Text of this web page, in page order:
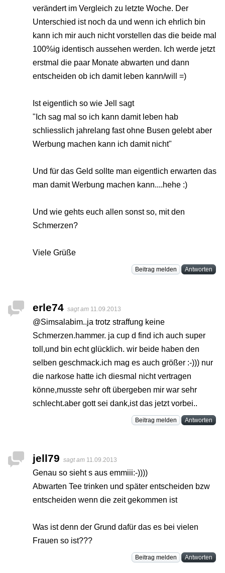
verändert im Vergleich zu letzte Woche. Der
Unterschied ist noch da und wenn ich ehrlich bin
kann ich mir auch nicht vorstellen das die beide mal
100%ig identisch aussehen werden. Ich werde jetzt
erstmal die paar Monate abwarten und dann
entscheiden ob ich damit leben kann/will =)
Ist eigentlich so wie Jell sagt
"Ich sag mal so ich kann damit leben hab
schliesslich jahrelang fast ohne Busen gelebt aber
Werbung machen kann ich damit nicht"
Und für das Geld sollte man eigentlich erwarten das
man damit Werbung machen kann....hehe :)
Und wie gehts euch allen sonst so, mit den
Schmerzen?
Viele Grüße
Beitrag melden Antworten
erle74 sagt am 11.09.2013
@Simsalabim..ja trotz straffung keine
Schmerzen.hammer. ja cup d find ich auch super
toll,und bin echt glücklich. wir beide haben den
selben geschmack.ich mag es auch größer :-))) nur
die narkose hatte ich diesmal nicht vertragen
könne,musste sehr oft übergeben mir war sehr
schlecht.aber gott sei dank,ist das jetzt vorbei..
Beitrag melden Antworten
jell79 sagt am 11.09.2013
Genau so sieht s aus emmiii:-))))
Abwarten Tee trinken und später entscheiden bzw
entscheiden wenn die zeit gekommen ist
Was ist denn der Grund dafür das es bei vielen
Frauen so ist???
Beitrag melden Antworten